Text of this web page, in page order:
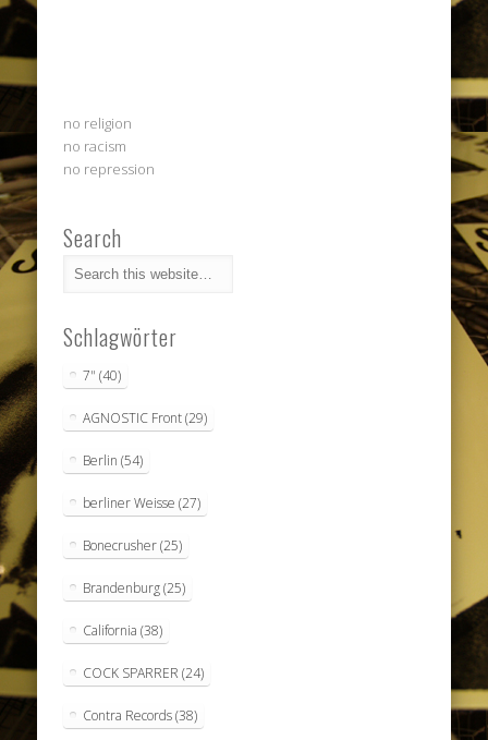
no religion
no racism
no repression
Search
Schlagwörter
7" (40)
AGNOSTIC Front(29)
Berlin (54)
berliner Weisse (27)
Bonecrusher(25)
Brandenburg(25)
California (38)
COCK SPARRER (24)
Contra Records(38)